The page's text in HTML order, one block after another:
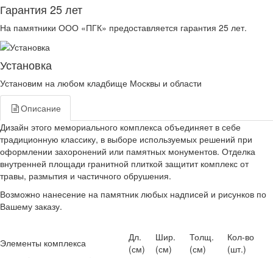
Гарантия 25 лет
На памятники ООО «ПГК» предоставляется гарантия 25 лет.
Установка
Установим на любом кладбище Москвы и области
Описание
Дизайн этого мемориального комплекса объединяет в себе
традиционную классику, в выборе используемых решений при
оформлении захоронений или памятных монументов. Отделка
внутренней площади гранитной плиткой защитит комплекс от
травы, размытия и частичного обрушения.
Возможно нанесение на памятник любых надписей и рисунков по
Вашему заказу.
Элементы комплекса
Дл.
(см)
Шир.
(см)
Толщ.
(см)
Кол-во
(шт.)